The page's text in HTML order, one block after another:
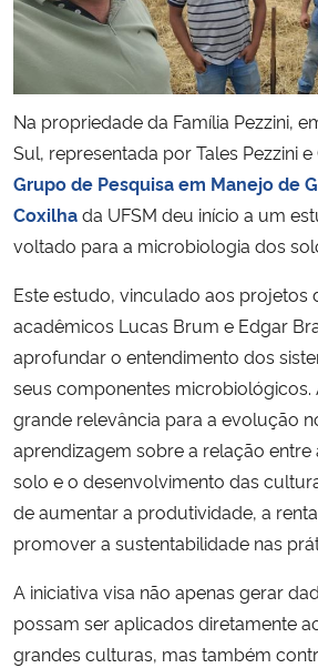
Secretaria-Geral
Gabinete de Segurança Institucional
Advocacia-Geral da União
Banco Central do Brasil
Na propriedade da Família Pezzini,
Sul, representada por Tales Pezzini e
Grupo de Pesquisa em Manejo de
Coxilhada UFSM deu início a um
voltado para a microbiologia dos
Este estudo, vinculado aos projetos
acadêmicos Lucas Brum e Edgar
aprofundar o entendimento dos
seus componentes microbiológicos.
grande relevância para a evolução
aprendizagem sobre a relação
solo e o desenvolvimento das
de aumentar a produtividade, a
promover a sustentabilidade nas
A iniciativa visa não apenas gerar
possam ser aplicados diretamente
grandes culturas, mas também